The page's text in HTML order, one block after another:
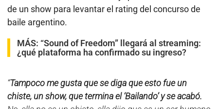
de un show para levantar el rating del concurso de
baile argentino.
MÁS: “Sound of Freedom” llegará al streaming:
¿qué plataforma ha confirmado su ingreso?
“Tampoco me gusta que se diga que esto fue un
chiste, un show, que termina el ‘Bailando’ y se acabó.